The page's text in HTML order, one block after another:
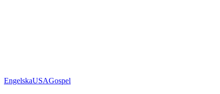
EngelskaUSAGospel